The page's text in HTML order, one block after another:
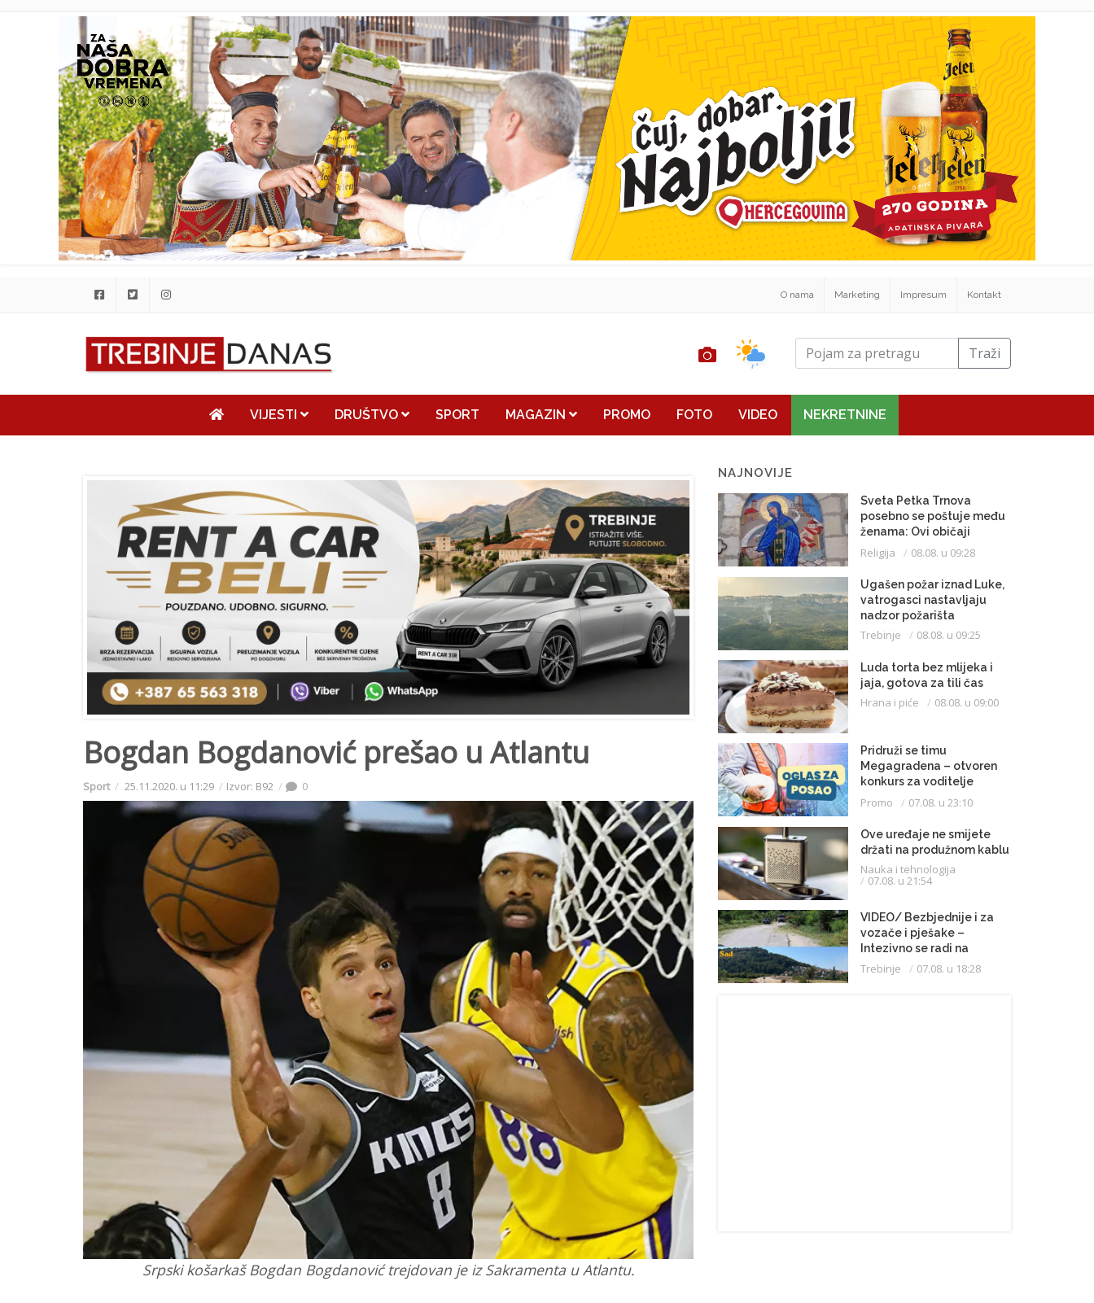
O nama Marketing Impresum Kontakt
Traži
VIJESTI DRUŠTVO SPORT MAGAZIN PROMO FOTO VIDEO NEKRETNINE
Bogdan Bogdanović prešao u Atlantu
Sport 25.11.2020. u 11:29 Izvor: B92 0
Srpski košarkaš Bogdan Bogdanović trejdovan je iz Sakramenta u Atlantu.
NAJNOVIJE
Sveta Petka Trnova
posebno se poštuje među
ženama: Ovi običaji
vijekovima se čuvaju
Religija 08.08. u 09:28
Ugašen požar iznad Luke,
vatrogasci nastavljaju
nadzor požarišta
Trebinje 08.08. u 09:25
Luda torta bez mlijeka i
jaja, gotova za tili čas
Hrana i piće 08.08. u 09:00
Pridruži se timu
Megagradena – otvoren
konkurs za voditelje
gradilišta
Promo 07.08. u 23:10
Ove uređaje ne smijete
držati na produžnom kablu
Nauka i tehnologija
07.08. u 21:54
VIDEO/ Bezbjednije i za
vozače i pješake –
Intezivno se radi na
proširenju saobraćajnice
Trebinje 07.08. u 18:28